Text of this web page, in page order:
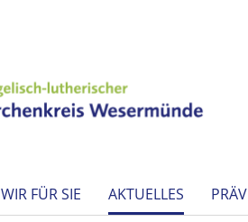
WIR FÜR SIE AKTUELLES